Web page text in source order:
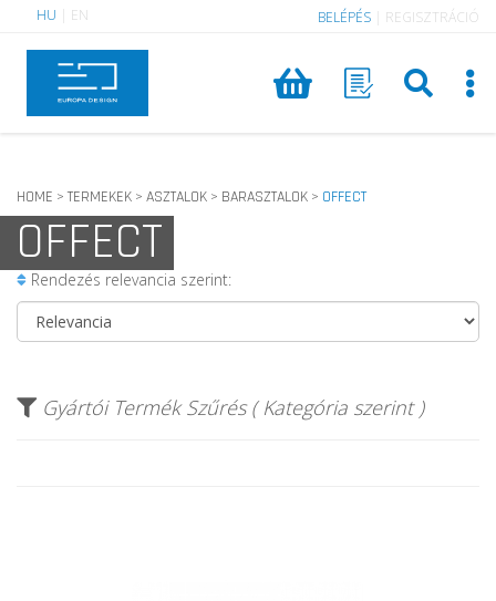
HU EN BELÉPÉS REGISZTRÁCIÓ
HOME > TERMEKEK > ASZTALOK > BARASZTALOK > OFFECT
OFFECT
Rendezés relevancia szerint:
Gyártói Termék Szűrés ( Kategória szerint )